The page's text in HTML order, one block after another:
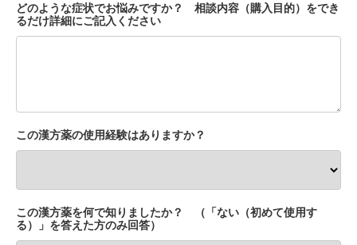
どのような症状でお悩みですか？ 相談内容（購入目的）をでき
るだけ詳細にご記入ください
この漢方薬の使用経験はありますか？
この漢方薬を何で知りましたか？ （「ない（初めて使用す
る）」を答えた方のみ回答）